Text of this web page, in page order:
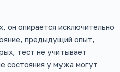
он опирается исключительно
предыдущий опыт,
тест не учитывает
состояния у мужа могут